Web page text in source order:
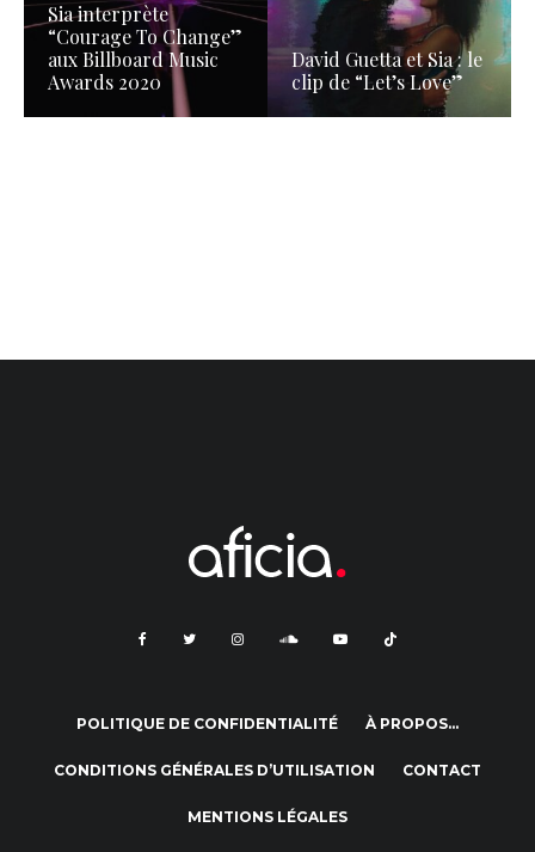
Sia interprète
“Courage To Change”
aux Billboard Music
Awards 2020
David Guetta et Sia : le
clip de “Let’s Love”
POLITIQUE DE CONFIDENTIALITÉ À PROPOS…
CONDITIONS GÉNÉRALES D’UTILISATION CONTACT
MENTIONS LÉGALES